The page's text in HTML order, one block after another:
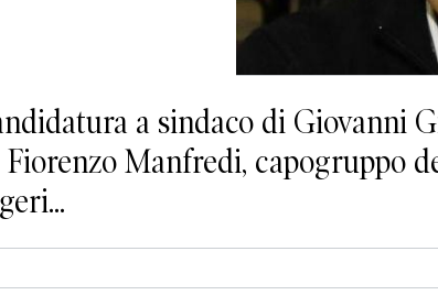
a sindaco di Giovanni
Manfredi, capogruppo